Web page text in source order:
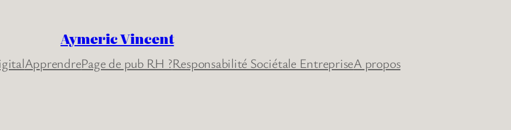
Aymeric Vincent
ApprendrePage de pub RH ?Responsabilité Sociétale EntrepriseA propos